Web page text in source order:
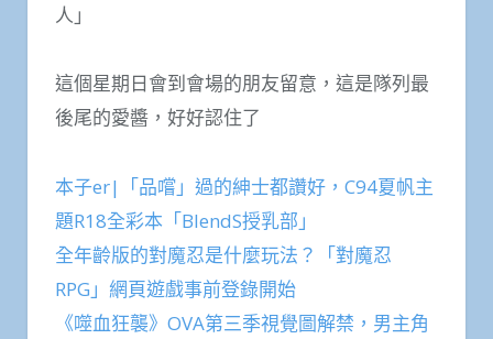
人」
這個星期日會到會場的朋友留意，這是隊列最
後尾的愛醬，好好認住了
本子er|「品嚐」過的紳士都讚好，C94夏帆主
題R18全彩本「BlendS授乳部」
全年齡版的對魔忍是什麼玩法？「對魔忍
RPG」網頁遊戲事前登錄開始
《噬血狂襲》OVA第三季視覺圖解禁，男主角